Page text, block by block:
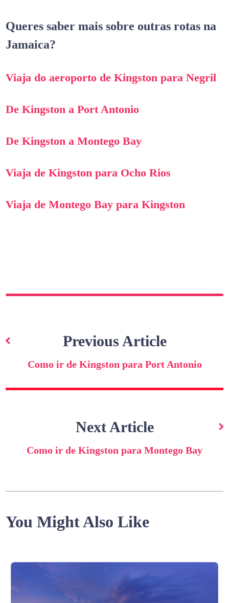
Queres saber mais sobre outras rotas na
Jamaica?
Viaja do aeroporto de Kingston para Negril
De Kingston a Port Antonio
De Kingston a Montego Bay
Viaja de Kingston para Ocho Rios
Viaja de Montego Bay para Kingston
de
artigos
Previous Article
Como ir de Kingston para Port Antonio
Next Article
Como ir de Kingston para Montego Bay
You Might Also Like